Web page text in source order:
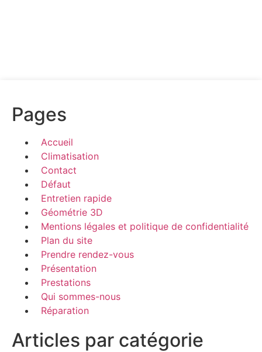
Pages
Accueil
Climatisation
Contact
Défaut
Entretien rapide
Géométrie 3D
Mentions légales et politique de confidentialité
Plan du site
Prendre rendez-vous
Présentation
Prestations
Qui sommes-nous
Réparation
Articles par catégorie